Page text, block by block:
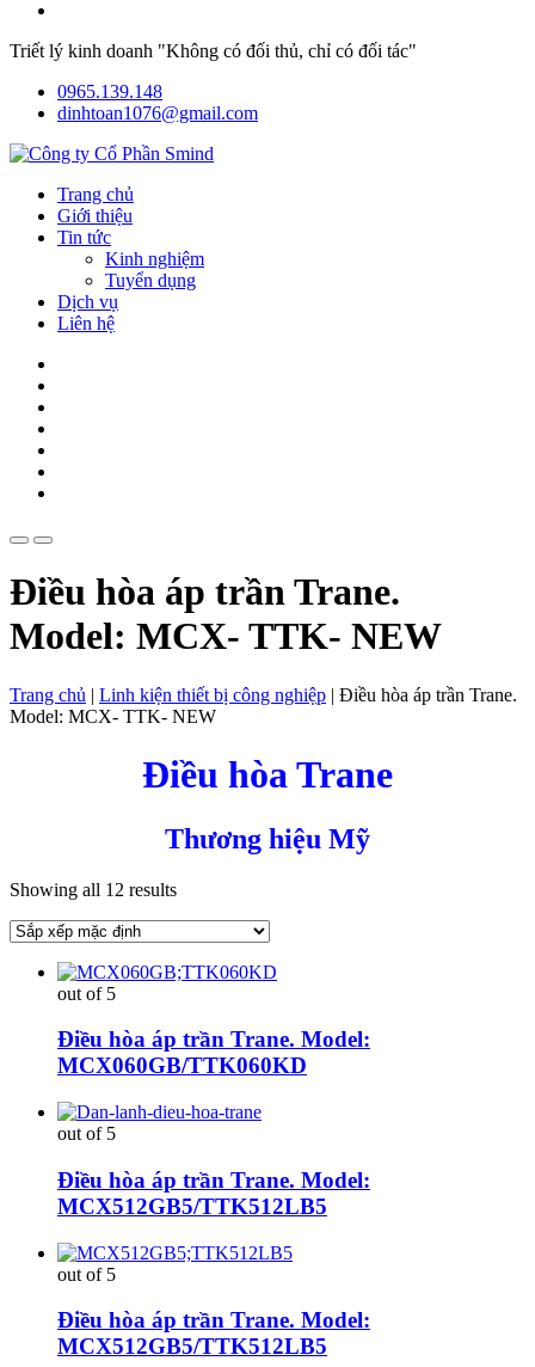
Triết lý kinh doanh "Không có đối thủ, chỉ có đối tác"
0965.139.148
dinhtoan1076@gmail.com
Trang chủ
Giới thiệu
Tin tức
Kinh nghiệm
Tuyển dụng
Dịch vụ
Liên hệ
Điều hòa áp trần Trane.
Model: MCX- TTK- NEW
Trang chủ | Linh kiện thiết bị công nghiệp | Điều hòa áp trần Trane.
Model: MCX- TTK- NEW
Điều hòa Trane
Thương hiệu Mỹ
Showing all 12 results
out of 5
Điều hòa áp trần Trane. Model:
MCX060GB/TTK060KD
out of 5
Điều hòa áp trần Trane. Model:
MCX512GB5/TTK512LB5
out of 5
Điều hòa áp trần Trane. Model:
MCX512GB5/TTK512LB5